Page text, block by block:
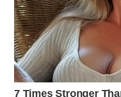
WN
BINJAI
WN
CIREBON